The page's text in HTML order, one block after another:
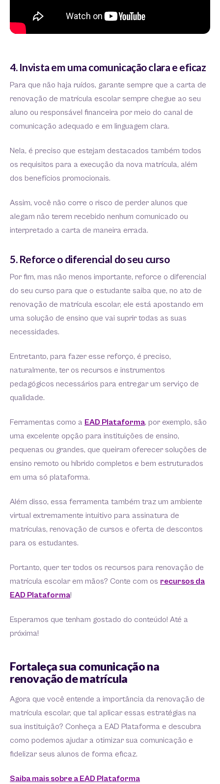
4. Invista em uma comunicação clara e eficaz
Para que não haja ruídos, garante sempre que a carta de
renovação de matrícula escolar sempre chegue ao seu
aluno ou responsável financeira por meio do canal de
comunicação adequado e em linguagem clara.
Nela, é preciso que estejam destacados também todos
os requisitos para a execução da nova matrícula, além
dos benefícios promocionais.
Assim, você não corre o risco de perder alunos que
alegam não terem recebido nenhum comunicado ou
interpretado a carta de maneira errada.
5. Reforce o diferencial do seu curso
Por fim, mas não menos importante, reforce o diferencial
do seu curso para que o estudante saiba que, no ato de
renovação de matrícula escolar, ele está apostando em
uma solução de ensino que vai suprir todas as suas
necessidades.
Entretanto, para fazer esse reforço, é preciso,
naturalmente, ter os recursos e instrumentos
pedagógicos necessários para entregar um serviço de
qualidade.
Ferramentas como a EAD Plataforma, por exemplo, são
uma excelente opção para instituições de ensino,
pequenas ou grandes, que queiram oferecer soluções de
ensino remoto ou híbrido completos e bem estruturados
em uma só plataforma.
Além disso, essa ferramenta também traz um ambiente
virtual extremamente intuitivo para assinatura de
matrículas, renovação de cursos e oferta de descontos
para os estudantes.
Portanto, quer ter todos os recursos para renovação de
matrícula escolar em mãos? Conte com os recursos da
EAD Plataforma!
Esperamos que tenham gostado do conteúdo! Até a
próxima!
Fortaleça sua comunicação na
renovação de matrícula
Agora que você entende a importância da renovação de
matrícula escolar, que tal aplicar essas estratégias na
sua instituição? Conheça a EAD Plataforma e descubra
como podemos ajudar a otimizar sua comunicação e
fidelizar seus alunos de forma eficaz.
Saiba mais sobre a EAD Plataforma